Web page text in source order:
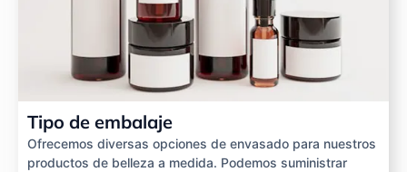
Tipo de embalaje
Ofrecemos diversas opciones de envasado para nuestros
productos de belleza a medida. Podemos suministrar